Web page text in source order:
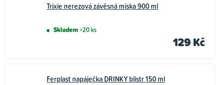
Trixie nerezová závěsná miska 900 ml
Skladem>20 ks
129 Kč
Ferplast napáječka DRINKY blistr 150 ml